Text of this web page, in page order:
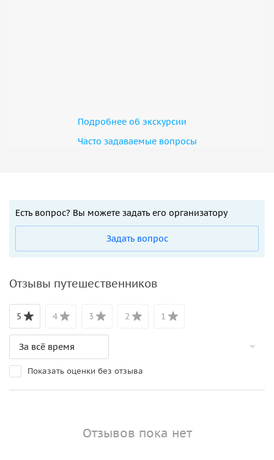
Подробнее об экскурсии
Часто задаваемые вопросы
Есть вопрос? Вы можете задать его организатору
Задать вопрос
Отзывы путешественников
5 4 3 2 1
Показать оценки без отзыва
Отзывов пока нет